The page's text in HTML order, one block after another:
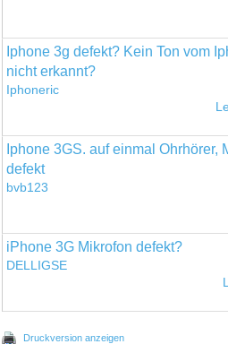
Iphone 3g defekt? Kein Ton vom
nicht erkannt?
Iphoneric
Iphone 3GS. auf einmal Ohrhörer,
defekt
bvb123
iPhone 3G Mikrofon defekt?
DELLIGSE
Druckversion anzeigen